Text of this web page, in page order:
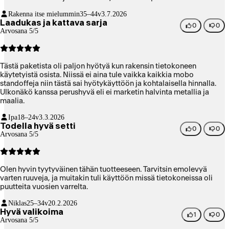
Rakenna itse mielummin35–44v3.7.2026
Laadukas ja kattava sarja
Arvosana 5/5
0 0
Tästä paketista oli paljon hyötyä kun rakensin tietokoneen
käytetyistä osista. Niissä ei aina tule vaikka kaikkia mobo
standoffeja niin tästä sai hyötykäyttöön ja kohtalaisella hinnalla.
Ulkonäkö kanssa perushyvä eli ei marketin halvinta metallia ja
maalia.
Ipa18–24v3.3.2026
Todella hyvä setti
Arvosana 5/5
0 0
Olen hyvin tyytyväinen tähän tuotteeseen. Tarvitsin emolevyä
varten ruuveja, ja muitakin tuli käyttöön missä tietokoneissa oli
puutteita vuosien varrelta.
Niklas25–34v20.2.2026
Hyvä valikoima
Arvosana 5/5
1 0